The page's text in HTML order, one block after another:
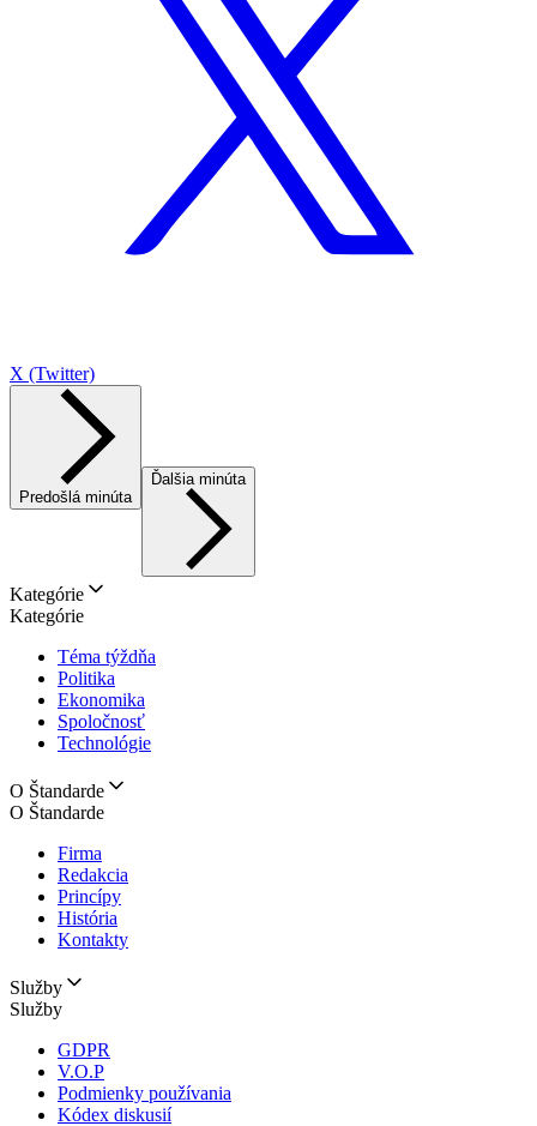
X (Twitter)
Predošlá minúta
Ďalšia minúta
Kategórie
Kategórie
Téma týždňa
Politika
Ekonomika
Spoločnosť
Technológie
O Štandarde
O Štandarde
Firma
Redakcia
Princípy
História
Kontakty
Služby
Služby
GDPR
V.O.P
Podmienky používania
Kódex diskusií